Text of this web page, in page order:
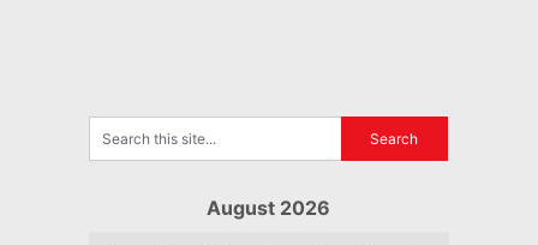
August 2026